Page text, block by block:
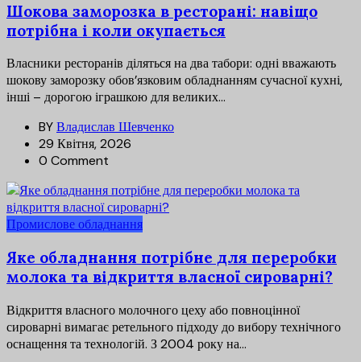
Шокова заморозка в ресторані: навіщо
потрібна і коли окупається
Власники ресторанів діляться на два табори: одні вважають
шокову заморозку обов’язковим обладнанням сучасної кухні,
інші – дорогою іграшкою для великих...
BYВладислав Шевченко
29 Квітня, 2026
0 Comment
Промислове обладнання
Яке обладнання потрібне для переробки
молока та відкриття власної сироварні?
Відкриття власного молочного цеху або повноцінної
сироварні вимагає ретельного підходу до вибору технічного
оснащення та технологій. З 2004 року на...